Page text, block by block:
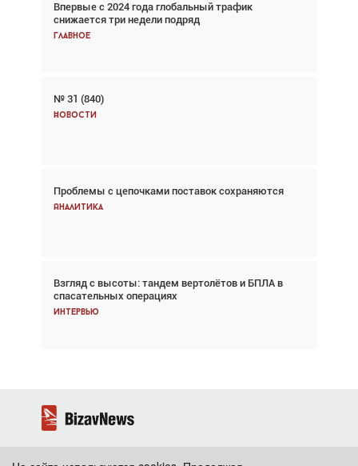
Впервые с 2024 года глобальный трафик
снижается три недели подряд
Главное
№ 31 (840)
Новости
Проблемы с цепочками поставок сохраняются
Аналитика
Взгляд с высоты: тандем вертолётов и БПЛА в
спасательных операциях
Интервью
Взгляд с высоты: тандем вертолётов и БПЛА в
спасательных операциях
Главное
Авиационный фотограф Дэйв Кох: «Фотография
говорит сама за себя... а ИИ всё портит»
Впервые с 2024 года глобальный трафик
снижается три недели подряд
Частный самолёт – это актив. Подходите к
покупке соответствующим образом
Интервью